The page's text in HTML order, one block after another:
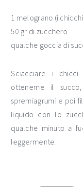
1 melograno (i
50 gr di zucchero
qualche goccia di
Sciacciare i
ottenerne il
spremiagrumi e poi
liquido con lo
qualche minuto a
leggermente.